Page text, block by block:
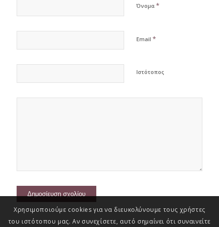
Όνομα *
Email *
Ιστότοπος
Χρησιμοποιούμε cookies για να διευκολύνουμε τους χρήστες
του ιστότοπου μας. Αν συνεχίσετε, αυτό σημαίνει ότι συναινείτε